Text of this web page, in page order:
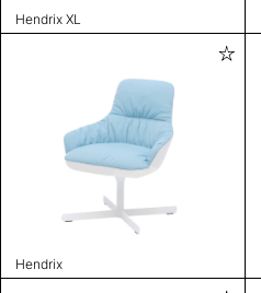
Hendrix XL
Hendrix